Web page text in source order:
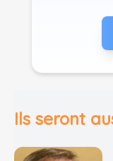
Ils seront